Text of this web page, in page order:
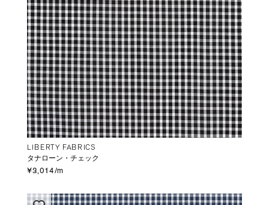
LIBERTY FABRICS
タナローン・チェック
¥3,014/m